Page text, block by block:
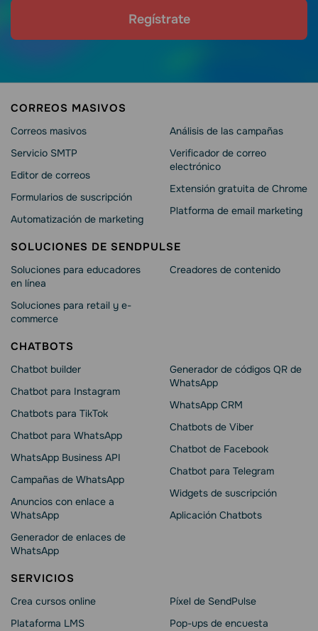
Regístrate
CORREOS MASIVOS
Correos masivos
Servicio SMTP
Editor de correos
Formularios de suscripción
Automatización de marketing
Análisis de las campañas
Verificador de correo
electrónico
Extensión gratuita de Chrome
Platforma de email marketing
SOLUCIONES DE SENDPULSE
Soluciones para educadores
en línea
Soluciones para retail y e-
commerce
Creadores de contenido
CHATBOTS
Chatbot builder
Chatbot para Instagram
Chatbots para TikTok
Chatbot para WhatsApp
WhatsApp Business API
Campañas de WhatsApp
Anuncios con enlace a
WhatsApp
Generador de enlaces de
WhatsApp
Generador de códigos QR de
WhatsApp
WhatsApp CRM
Chatbots de Viber
Chatbot de Facebook
Chatbot para Telegram
Widgets de suscripción
Aplicación Chatbots
SERVICIOS
Crea cursos online
Plataforma LMS
Píxel de SendPulse
Pop-ups de encuesta